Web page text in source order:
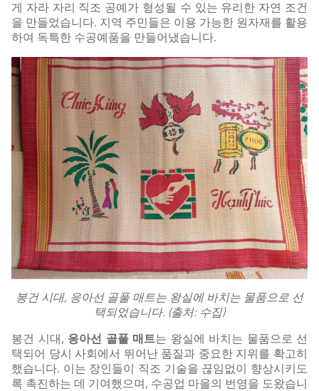
게 자라 자리 직조 공예가 형성될 수 있는 유리한 자연 조건
을 만들었습니다. 지역 주민들은 이용 가능한 원자재를 활용
하여 독특한 수공예품을 만들어냈습니다.
봉건 시대, 응아선 골풀 매트는 왕실에 바치는 물품으로 선
택되었습니다. (출처: 수집)
봉건 시대, 응아선 골풀 매트는 왕실에 바치는 물품으로 선
택되어 당시 사회에서 뛰어난 품질과 중요한 지위를 확고히
했습니다. 이는 장인들이 직조 기술을 끊임없이 향상시키도
록 촉진하는 데 기여했으며, 수공업 마을의 번영을 도왔습니